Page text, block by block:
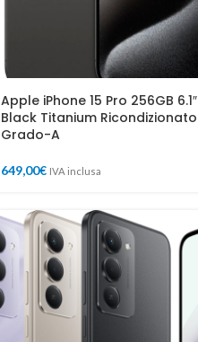
Apple iPhone 15 Pro 256GB 6.1″
Black Titanium Ricondizionato
Grado-A
649,00€ IVA inclusa